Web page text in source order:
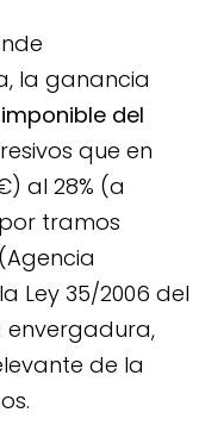
la ganancia
del
que en
al 28% (a
tramos
Ley 35/2006 del
envergadura,
de la